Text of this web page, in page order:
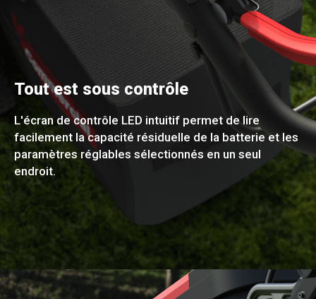
Tout est sous contrôle
L'écran de contrôle LED intuitif permet de lire
facilement la capacité résiduelle de la batterie et les
paramètres réglables sélectionnés en un seul
endroit.